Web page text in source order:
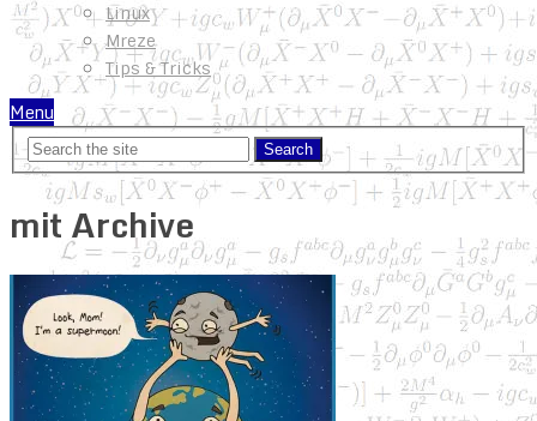
Linux
Mreze
Tips & Tricks
Menu
mit Archive